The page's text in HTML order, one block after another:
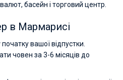
басейн і торговий центр.
в Мармарисі
вашої відпустки.
човен за 3-6 місяців до